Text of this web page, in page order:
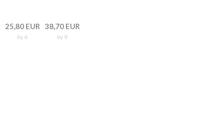
25,80 EUR
by 6
38,70 EUR
by 9